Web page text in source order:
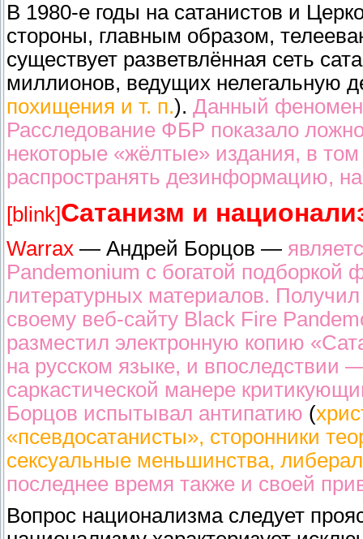
В 1980-е годы на сатанистов и
стороны, главным образом,
существует разветвлённая сеть
миллионов, ведущих нелегальную
похищения и т. п.). Данный феномен
Расследование ФБР показало
некоторые «жёлтые» издания, в
распространять дезинформацию,
[blink]Сатанизм и
Warrax — Андрей Борцов —
Pandemonium с богатой подборкой
литературных материалов.
своему веб-сайту Black Fire
разместил электронную копию
на русском языке, и впоследствии
саркастической манере
Борцов испытывал антипатию (
«псевдосатанисты», сторонники
сексуальные меньшинства,
последнее время также и своей
Вопрос национализма следует